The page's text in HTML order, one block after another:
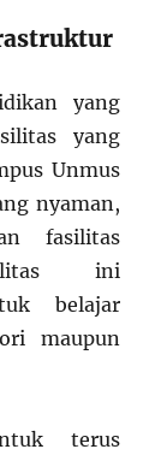
yang
yang
Unmus
nyaman,
fasilitas
ini
belajar
maupun
terus